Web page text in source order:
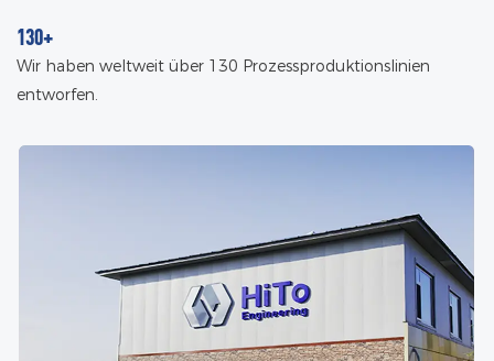
130+
Wir haben weltweit über 130 Prozessproduktionslinien
entworfen.